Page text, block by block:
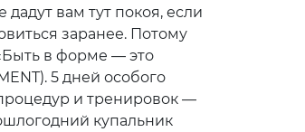
вам тут покоя, если
заранее. Потому
в форме — это
5 дней особого
и тренировок —
купальник